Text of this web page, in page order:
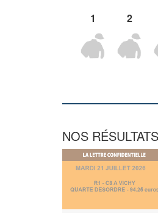
1 2
NOS RÉSULTATS